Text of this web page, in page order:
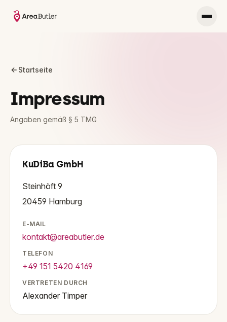
Startseite
Impressum
Angaben gemäß § 5 TMG
KuDiBa GmbH
Steinhöft 9
20459 Hamburg
E-MAIL
kontakt@areabutler.de
TELEFON
+49 151 5420 4169
VERTRETEN DURCH
Alexander Timper